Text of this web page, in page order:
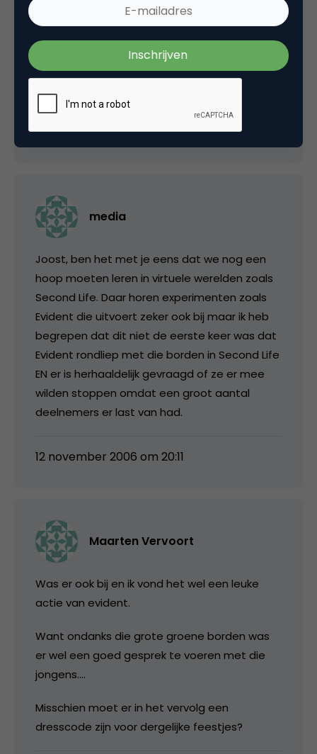
irritant, zeker voor de beginners onder ons die
al blij waren dat ze de groep een beetje
konden volgen. Mij werd regelmatig de
weg/het zicht versperd door de banners van
12 november 2006 om 16:09
media
Joost, ben het met je eens dat we nog een
hoop moeten leren in virtuele werelden zoals
Second Life. Daar horen experimenten zoals
Evident die uitvoert zeker ook bij maar ik heb
begrepen dat dit niet de eerste keer was dat
Evident rondliep met die borden in Second Life
EN er is herhaaldelijk gevraagd of ze er mee
wilden stoppen omdat een groot aantal
deelnemers er last van had.
12 november 2006 om 20:11
Maarten Vervoort
Was er ook bij en ik vond het wel een leuke
actie van evident.
Want ondanks die grote groene borden was
er wel een goed gesprek te voeren met die
jongens….
Misschien moet er in het vervolg een
dresscode zijn voor dergelijke feestjes?